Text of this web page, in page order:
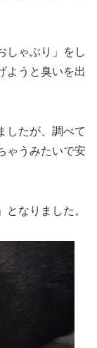
しゃぶり」をし
ようと臭いを出
したが、調べて
ゃうみたいで安
なりました。